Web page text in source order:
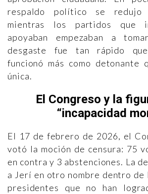
respaldo político se redujo
mientras los partidos que
apoyaban empezaban a
desgaste fue tan rápido
funcionó más como detonante
única.
El Congreso y la
“incapacidad
El 17 de febrero de 2026, el
votó la moción de censura: 75
en contra y 3 abstenciones. La
a Jerí en otro nombre dentro
presidentes que no han